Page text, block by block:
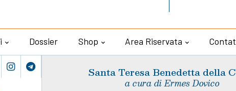
Dossier Shop Area Riservata
Santa Teresa Benedetta della
a cura di Ermes Dovico